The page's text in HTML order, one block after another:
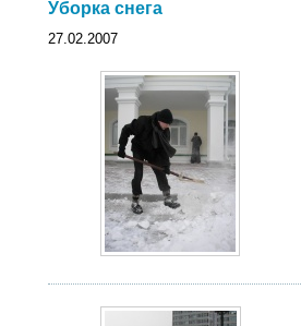
Уборка снега
27.02.2007